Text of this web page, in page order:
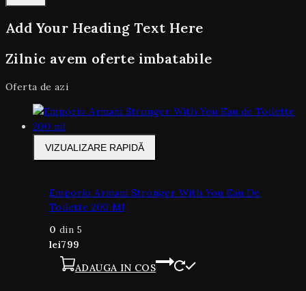
Add Your Heading Text Here
Zilnic avem oferte imbatabile
Oferta de azi
VIZUALIZARE RAPIDĂ
Emporio Armani Stronger With You Eau De
Toilette 200 Ml
0 din 5
lei799
ADAUGA IN COS